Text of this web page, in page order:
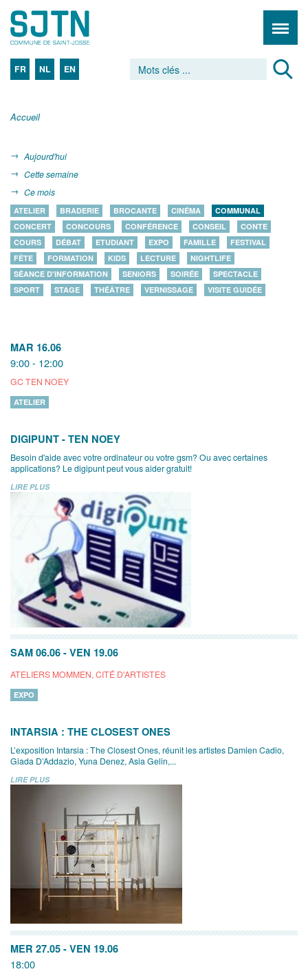
FR NL EN
Accueil
Aujourd'hui
Cette semaine
Ce mois
ATELIER BRADERIE BROCANTE CINÉMA
COMMUNAL
CONCERT
CONCOURS CONFÉRENCE CONSEIL
CONTE
COURS
DÉBAT ETUDIANT EXPO FAMILLE
FESTIVAL
FÊTE
FORMATION KIDS LECTURE
NIGHTLIFE
SÉANCE D'INFORMATION
SENIORS SOIRÉE
SPECTACLE
SPORT
STAGE THÉÂTRE VERNISSAGE VISITE GUIDÉE
MAR 16.06
9:00 - 12:00
GC TEN NOEY
ATELIER
DIGIPUNT - TEN NOEY
Besoin d'aide avec votre ordinateur ou votre gsm? Ou avec certaines
applications? Le digipunt peut vous aider gratuit!
LIRE PLUS
SAM 06.06 - VEN 19.06
ATELIERS MOMMEN, CITÉ D'ARTISTES
EXPO
INTARSIA : THE CLOSEST ONES
L’exposition Intarsia : The Closest Ones, réunit les artistes Damien Cadio,
Giada D’Addazio, Yuna Denez, Asia Gelin,...
LIRE PLUS
MER 27.05 - VEN 19.06
18:00